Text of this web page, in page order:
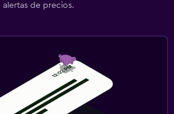
alertas de precios.